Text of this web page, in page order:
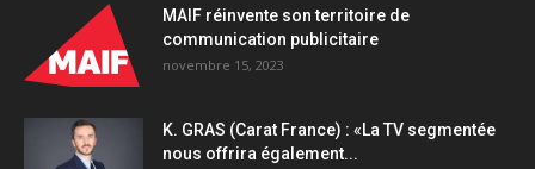
bilan
positif
MAIF réinvente son territoire de
communication publicitaire
novembre 15, 2023
K. GRAS (Carat France) : «La TV segmentée
nous offrira également...